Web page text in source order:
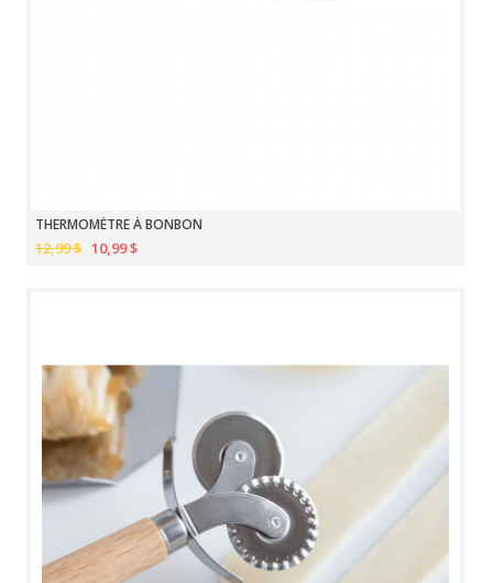
THERMOMÈTRE À BONBON
12,99 $ 10,99 $